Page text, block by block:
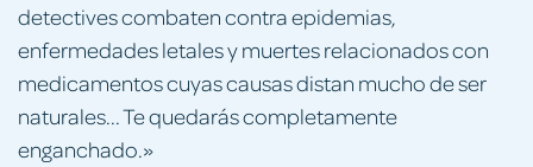
detectives combaten contra epidemias,
enfermedades letales y muertes relacionados con
medicamentos cuyas causas distan mucho de ser
naturales... Te quedarás completamente
enganchado.»